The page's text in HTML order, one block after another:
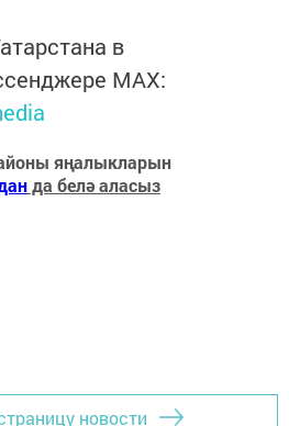
в
MАХ:
яңалыкларын
да белә аласыз
новости